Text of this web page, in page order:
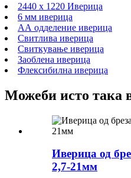
2440 x 1220 Иверица
6 мм иверица
АА одделение иверица
Свитлива иверица
Свиткување иверица
Заоблена иверица
Флексибилна иверица
Можеби исто така
Иверица од
2,7-21мм